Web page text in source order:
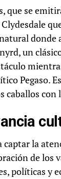
que se
donde
un
Pegaso.
caballos
captar la
de los
políticas y